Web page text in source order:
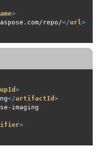
>
repo/</url >
>
</artifactId >
imaging
>